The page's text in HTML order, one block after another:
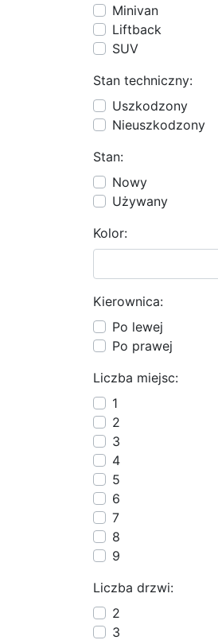
Minivan
Liftback
SUV
Stan techniczny:
Uszkodzony
Nieuszkodzony
Stan:
Nowy
Używany
Kolor:
Kierownica:
Po lewej
Po prawej
Liczba miejsc:
1
2
3
4
5
6
7
8
9
Liczba drzwi:
2
3